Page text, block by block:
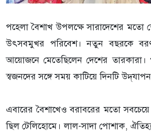
পহেলা বৈশাখ উপলক্ষে সারাদেশের মতো
উৎসবমুখর পরিবেশ। নতুন বছরকে
আয়োজনে মেতেছিলেন দেশের তারকারা।
স্বজনদের সঙ্গে সময় কাটিয়ে দিনটি
এবারের বৈশাখেও বরাবরের মতো
ছিল টেলিহোমে। লাল-সাদা পোশাক,